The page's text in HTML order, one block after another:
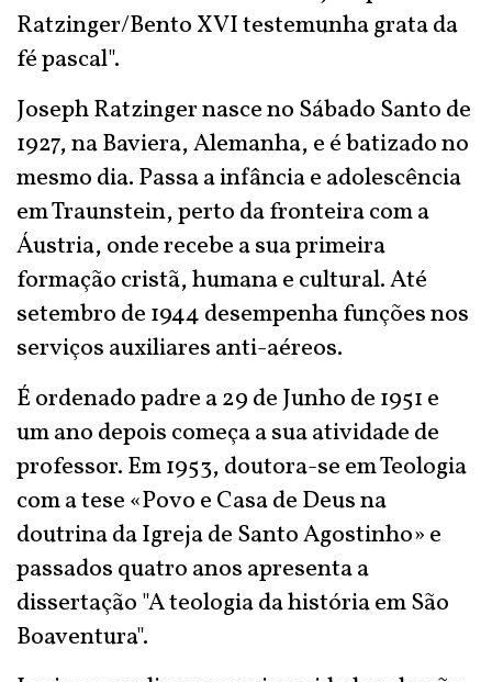
Ratzinger/Bento XVI testemunha grata da
fé pascal".
Joseph Ratzinger nasce no Sábado Santo de
1927, na Baviera, Alemanha, e é batizado no
mesmo dia. Passa a infância e adolescência
em Traunstein, perto da fronteira com a
Áustria, onde recebe a sua primeira
formação cristã, humana e cultural. Até
setembro de 1944 desempenha funções nos
serviços auxiliares anti-aéreos.
É ordenado padre a 29 de Junho de 1951 e
um ano depois começa a sua atividade de
professor. Em 1953, doutora-se em Teologia
com a tese «Povo e Casa de Deus na
doutrina da Igreja de Santo Agostinho» e
passados quatro anos apresenta a
dissertação "A teologia da história em São
Boaventura".